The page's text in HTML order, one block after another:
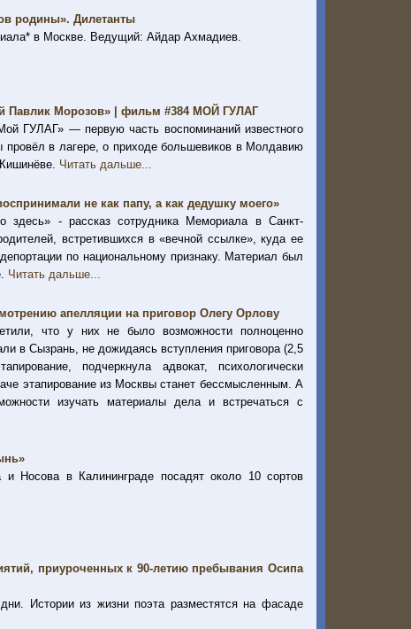
родины». Дилетанты
в Москве. Ведущий: Айдар Ахмадиев.
Павлик Морозов» | фильм #384 МОЙ ГУЛАГ
ГУЛАГ» — первую часть воспоминаний известного
провёл в лагере, о приходе большевиков в Молдавию
Читать дальше...
не как папу, а как дедушку моего»
здесь» - рассказ сотрудника Мемориала в Санкт-
встретившихся в «вечной ссылке», куда ее
по национальному признаку. Материал был
Читать дальше...
апелляции на приговор Олегу Орлову
что у них не было возможности полноценно
в Сызрань, не дожидаясь вступления приговора (2,5
подчеркнула адвокат, психологически
этапирование из Москвы станет бессмысленным. А
изучать материалы дела и встречаться с
Носова в Калининграде посадят около 10 сортов
приуроченных к 90-летию пребывания Осипа
Истории из жизни поэта разместятся на фасаде